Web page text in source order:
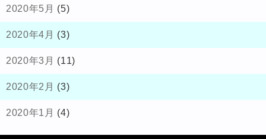
2020年5月 (5)
2020年4月 (3)
2020年3月 (11)
2020年2月 (3)
2020年1月 (4)